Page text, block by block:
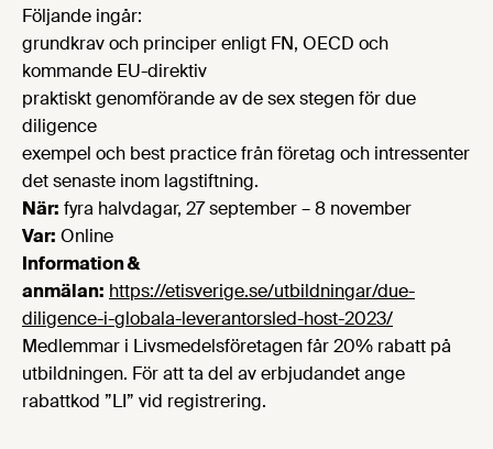
Följande ingår:
grundkrav och principer enligt FN, OECD och
kommande EU-direktiv
praktiskt genomförande av de sex stegen för due
diligence
exempel och best practice från företag och intressenter
det senaste inom lagstiftning.
När: fyra halvdagar, 27 september – 8 november
Var: Online
Information &
anmälan: https://etisverige.se/utbildningar/due-
diligence-i-globala-leverantorsled-host-2023/
Medlemmar i Livsmedelsföretagen får 20% rabatt på
utbildningen. För att ta del av erbjudandet ange
rabattkod ”LI” vid registrering.